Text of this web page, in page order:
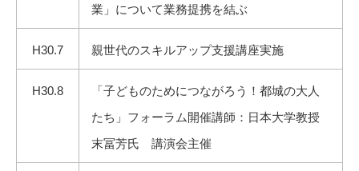
業」について業務提携を結ぶ
H30.7 親世代のスキルアップ支援講座実施
H30.8
「子どものためにつながろう！都城の大人
たち」フォーラム開催講師：日本大学教授
末冨芳氏 講演会主催